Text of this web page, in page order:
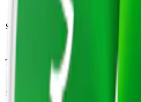
Snustyp:
Torrhet: normal
Styrka extra starkt vitt snus